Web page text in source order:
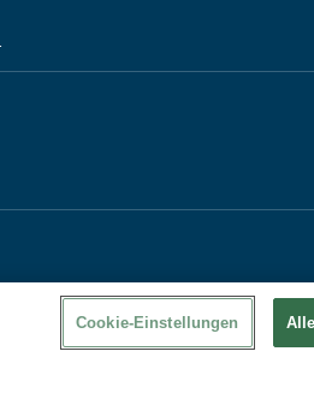
Cookie-Einstellungen